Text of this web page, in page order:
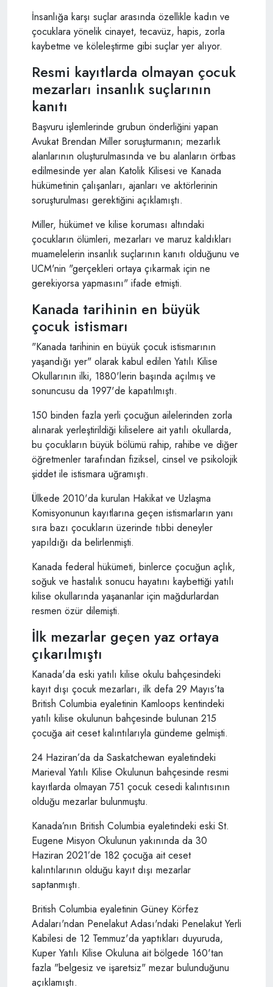
İnsanlığa karşı suçlar arasında özellikle kadın ve
çocuklara yönelik cinayet, tecavüz, hapis, zorla
kaybetme ve köleleştirme gibi suçlar yer alıyor.
Resmi kayıtlarda olmayan çocuk
mezarları insanlık suçlarının
kanıtı
Başvuru işlemlerinde grubun önderliğini yapan
Avukat Brendan Miller soruşturmanın; mezarlık
alanlarının oluşturulmasında ve bu alanların örtbas
edilmesinde yer alan Katolik Kilisesi ve Kanada
hükümetinin çalışanları, ajanları ve aktörlerinin
soruşturulması gerektiğini açıklamıştı.
Miller, hükümet ve kilise koruması altındaki
çocukların ölümleri, mezarları ve maruz kaldıkları
muamelelerin insanlık suçlarının kanıtı olduğunu ve
UCM'nin "gerçekleri ortaya çıkarmak için ne
gerekiyorsa yapmasını" ifade etmişti.
Kanada tarihinin en büyük
çocuk istismarı
"Kanada tarihinin en büyük çocuk istismarının
yaşandığı yer" olarak kabul edilen Yatılı Kilise
Okullarının ilki, 1880'lerin başında açılmış ve
sonuncusu da 1997'de kapatılmıştı.
150 binden fazla yerli çocuğun ailelerinden zorla
alınarak yerleştirildiği kiliselere ait yatılı okullarda,
bu çocukların büyük bölümü rahip, rahibe ve diğer
öğretmenler tarafından fiziksel, cinsel ve psikolojik
şiddet ile istismara uğramıştı.
Ülkede 2010'da kurulan Hakikat ve Uzlaşma
Komisyonunun kayıtlarına geçen istismarların yanı
sıra bazı çocukların üzerinde tıbbi deneyler
yapıldığı da belirlenmişti.
Kanada federal hükümeti, binlerce çocuğun açlık,
soğuk ve hastalık sonucu hayatını kaybettiği yatılı
kilise okullarında yaşananlar için mağdurlardan
resmen özür dilemişti.
İlk mezarlar geçen yaz ortaya
çıkarılmıştı
Kanada'da eski yatılı kilise okulu bahçesindeki
kayıt dışı çocuk mezarları, ilk defa 29 Mayıs’ta
British Columbia eyaletinin Kamloops kentindeki
yatılı kilise okulunun bahçesinde bulunan 215
çocuğa ait ceset kalıntılarıyla gündeme gelmişti.​​​​​​​
24 Haziran’da da Saskatchewan eyaletindeki
Marieval Yatılı Kilise Okulunun bahçesinde resmi
kayıtlarda olmayan 751 çocuk cesedi kalıntısının
olduğu mezarlar bulunmuştu.
Kanada’nın British Columbia eyaletindeki eski St.
Eugene Misyon Okulunun yakınında da 30
Haziran 2021’de 182 çocuğa ait ceset
kalıntılarının olduğu kayıt dışı mezarlar
saptanmıştı.
British Columbia eyaletinin Güney Körfez
Adaları'ndan Penelakut Adası'ndaki Penelakut Yerli
Kabilesi de 12 Temmuz'da yaptıkları duyuruda,
Kuper Yatılı Kilise Okuluna ait bölgede 160'tan
fazla "belgesiz ve işaretsiz" mezar bulunduğunu
açıklamıştı.